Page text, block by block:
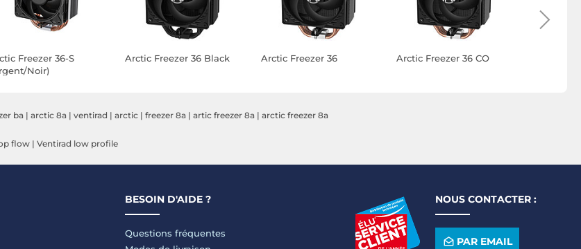
Freezer 36-S
Noir)
Arctic Freezer 36 Black Arctic Freezer 36 Arctic Freezer 36 CO
ba | arctic 8a | ventirad | arctic | freezer 8a | artic freezer 8a | arctic freezer 8a
flow | Ventirad low profile
BESOIN D'AIDE ?
Questions fréquentes
NOUS CONTACTER :
PAR EMAIL